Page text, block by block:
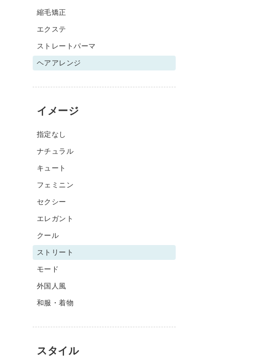
縮毛矯正
エクステ
ストレートパーマ
ヘアアレンジ
イメージ
指定なし
ナチュラル
キュート
フェミニン
セクシー
エレガント
クール
ストリート
モード
外国人風
和服・着物
スタイル